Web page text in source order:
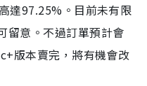
達97.25%。目前未有限
留意。不過訂單預計會
版本賣完，將有機會改